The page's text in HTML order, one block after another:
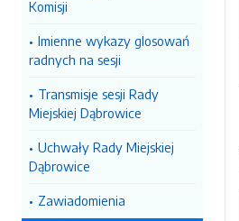
Komisji
Imienne wykazy glosowań
radnych na sesji
Transmisje sesji Rady
Miejskiej Dąbrowice
Uchwały Rady Miejskiej
Dąbrowice
Zawiadomienia